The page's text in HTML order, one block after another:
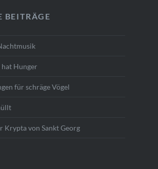
BEITRÄGE
Hunger
für schräge Vögel
Krypta von Sankt Georg